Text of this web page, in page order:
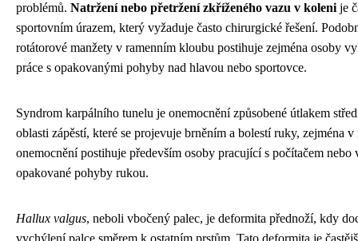
problémů. Natržení nebo přetržení zkříženého vazu v koleni je
sportovním úrazem, který vyžaduje často chirurgické řešení.
rotátorové manžety v ramenním kloubu postihuje zejména osoby
práce s opakovanými pohyby nad hlavou nebo sportovce.
Syndrom karpálního tunelu je onemocnění způsobené útlakem
oblasti zápěstí, které se projevuje brněním a bolestí ruky, zejména
onemocnění postihuje především osoby pracující s počítačem
opakované pohyby rukou.
Hallux valgus, neboli vbočený palec, je deformita přednoží, kdy
vychýlení palce směrem k ostatním prstům. Tato deformita je